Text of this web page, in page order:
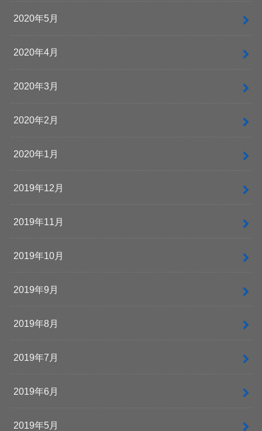
2020年5月
2020年4月
2020年3月
2020年2月
2020年1月
2019年12月
2019年11月
2019年10月
2019年9月
2019年8月
2019年7月
2019年6月
2019年5月